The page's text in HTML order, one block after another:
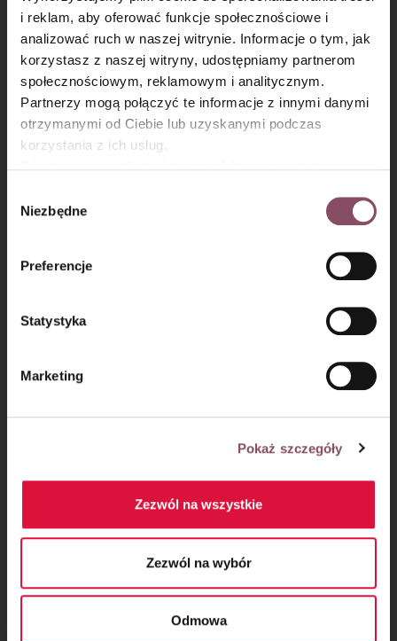
i reklam, aby oferować funkcje społecznościowe i
analizować ruch w naszej witrynie. Informacje o tym, jak
korzystasz z naszej witryny, udostępniamy partnerom
społecznościowym, reklamowym i analitycznym.
Partnerzy mogą połączyć te informacje z innymi danymi
otrzymanymi od Ciebie lub uzyskanymi podczas
korzystania z ich usług.
Gdańsk (80-339) adres: Dickmana 14/15 więcej
informacji o przetwarzaniu danych osobowych oraz
Polityce
prywatności.
zgody
Niezbędne
Preferencje
Statystyka
Marketing
Pokaż szczegóły
Zezwól na wszystkie
Zezwól na wybór
Odmowa
Wstaw do nagrzanego piekarnika i piecz przez około 1 godzinę i 5
×